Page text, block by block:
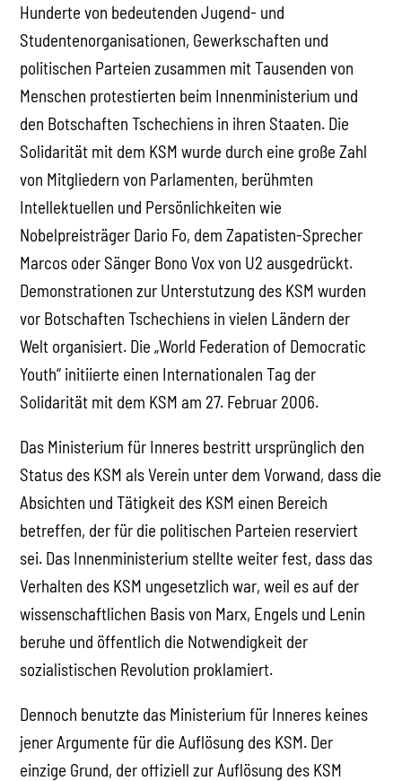
Hunderte von bedeutenden Jugend- und
Studentenorganisationen, Gewerkschaften und
politischen Parteien zusammen mit Tausenden von
Menschen protestierten beim Innenministerium und
den Botschaften Tschechiens in ihren Staaten. Die
Solidarität mit dem KSM wurde durch eine große Zahl
von Mitgliedern von Parlamenten, berühmten
Intellektuellen und Persönlichkeiten wie
Nobelpreisträger Dario Fo, dem Zapatisten-Sprecher
Marcos oder Sänger Bono Vox von U2 ausgedrückt.
Demonstrationen zur Unterstutzung des KSM wurden
vor Botschaften Tschechiens in vielen Ländern der
Welt organisiert. Die „World Federation of Democratic
Youth“ initiierte einen Internationalen Tag der
Solidarität mit dem KSM am 27. Februar 2006.
Das Ministerium für Inneres bestritt ursprünglich den
Status des KSM als Verein unter dem Vorwand, dass die
Absichten und Tätigkeit des KSM einen Bereich
betreffen, der für die politischen Parteien reserviert
sei. Das Innenministerium stellte weiter fest, dass das
Verhalten des KSM ungesetzlich war, weil es auf der
wissenschaftlichen Basis von Marx, Engels und Lenin
beruhe und öffentlich die Notwendigkeit der
sozialistischen Revolution proklamiert.
Dennoch benutzte das Ministerium für Inneres keines
jener Argumente für die Auflösung des KSM. Der
einzige Grund, der offiziell zur Auflösung des KSM